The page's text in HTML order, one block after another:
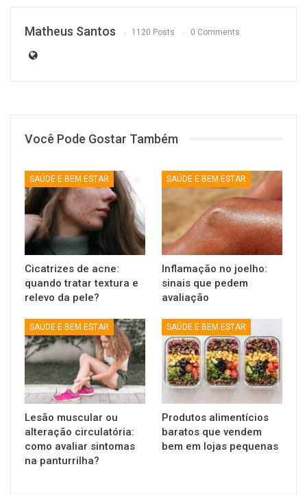
Matheus Santos 1120 Posts 0 Comments
Você Pode Gostar Também
SAÚDE E BEM ESTAR
Cicatrizes de acne:
quando tratar textura e
relevo da pele?
SAÚDE E BEM ESTAR
Inflamação no joelho:
sinais que pedem
avaliação
SAÚDE E BEM ESTAR
Lesão muscular ou
alteração circulatória:
como avaliar sintomas
na panturrilha?
SAÚDE E BEM ESTAR
Produtos alimentícios
baratos que vendem
bem em lojas pequenas